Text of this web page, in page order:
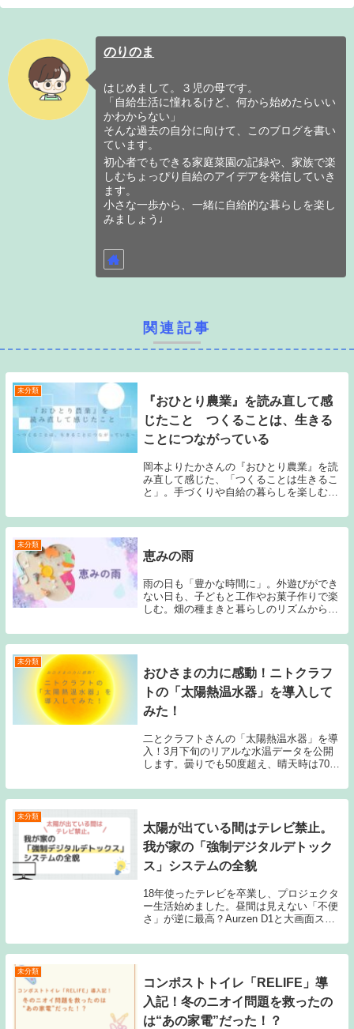
のりのま
はじめまして。３児の母です。
「自給生活に憧れるけど、何から始めたらいい
かわからない」
そんな過去の自分に向けて、このブログを書い
ています。
初心者でもできる家庭菜園の記録や、家族で楽
しむちょっぴり自給のアイデアを発信していき
ます。
小さな一歩から、一緒に自給的な暮らしを楽し
みましょう♩
関連記事
未分類
『おひとり農業』を読み直して感
じたこと つくることは、生きる
ことにつながっている
岡本よりたかさんの『おひとり農業』を読
み直して感じた、「つくることは生きるこ
と」。手づくりや自給の暮らしを楽しむ中
た。
未分類
恵みの雨
雨の日も「豊かな時間に」。外遊びができ
ない日も、子どもと工作やお菓子作りで楽
しむ。畑の種まきと暮らしのリズムから気
未分類
おひさまの力に感動！ニトクラフ
トの「太陽熱温水器」を導入して
みた！
二とクラフトさんの「太陽熱温水器」を導
入！3月下旬のリアルな水温データを公開
します。曇りでも50度超え、晴天時は70度
ずの生活が始まりました。温泉のようにポ
カポカになる「おひさまのお湯」の心地よ
未分類
太陽が出ている間はテレビ禁止。
我が家の「強制デジタルデトック
ス」システムの全貌
18年使ったテレビを卒業し、プロジェクタ
ー生活始めました。昼間は見えない「不便
さ」が逆に最高？Aurzen D1と大画面スク
ャレンジの記録。
未分類
コンポストトイレ「RELIFE」導
入記！冬のニオイ問題を救ったの
は“あの家電”だった！？